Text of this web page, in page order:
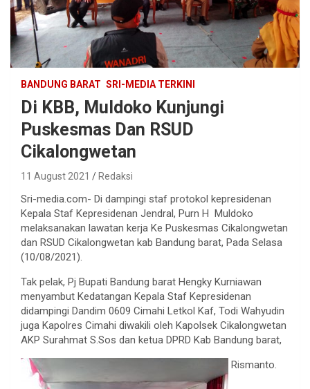
BANDUNG BARAT SRI-MEDIA TERKINI
Di KBB, Muldoko Kunjungi
Puskesmas Dan RSUD
Cikalongwetan
11 August 2021 Redaksi
Sri-media.com- Di dampingi staf protokol kepresidenan
Kepala Staf Kepresidenan Jendral, Purn H Muldoko
melaksanakan lawatan kerja Ke Puskesmas Cikalongwetan
dan RSUD Cikalongwetan kab Bandung barat, Pada Selasa
(10/08/2021).
Tak pelak, Pj Bupati Bandung barat Hengky Kurniawan
menyambut Kedatangan Kepala Staf Kepresidenan
didampingi Dandim 0609 Cimahi Letkol Kaf, Todi Wahyudin
juga Kapolres Cimahi diwakili oleh Kapolsek Cikalongwetan
AKP Surahmat S.Sos dan ketua DPRD Kab Bandung barat,
Rismanto.